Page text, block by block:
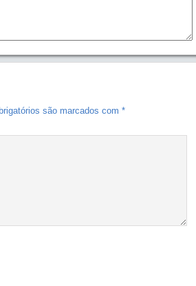
são marcados com *